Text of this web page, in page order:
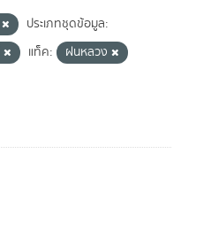
ประเภทชุดข้อมูล:
แท็ค:
ฝนหลวง